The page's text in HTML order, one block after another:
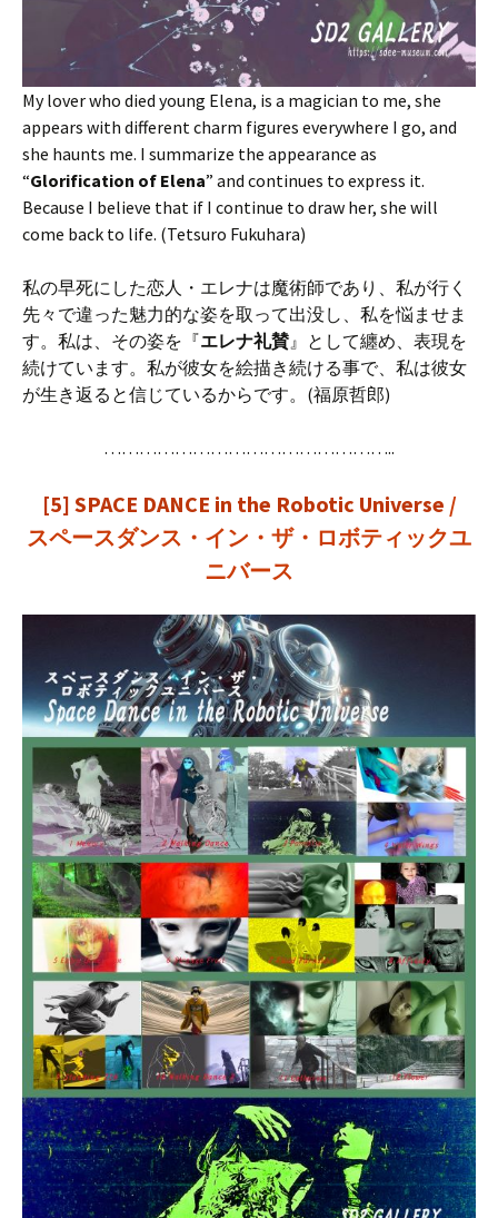
My lover who died young Elena, is a magician to me, she
appears with different charm figures everywhere I go, and
she haunts me. I summarize the appearance as
“Glorification of Elena” and continues to express it.
Because I believe that if I continue to draw her, she will
come back to life. (Tetsuro Fukuhara)
私の早死にした恋人・エレナは魔術師であり、私が行く
先々で違った魅力的な姿を取って出没し、私を悩ませま
す。私は、その姿を『エレナ礼賛』として纏め、表現を
続けています。私が彼女を絵描き続ける事で、私は彼女
が生き返ると信じているからです。(福原哲郎)
…………………………………………..
[5] SPACE DANCE in the Robotic Universe /
スペースダンス・イン・ザ・ロボティックユ
ニバース